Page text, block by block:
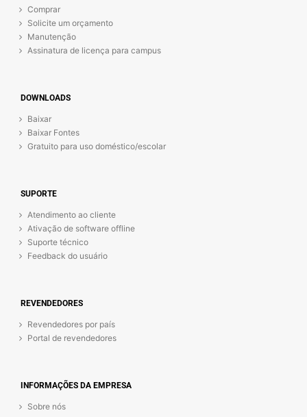
Comprar
Solicite um orçamento
Manutenção
Assinatura de licença para campus
DOWNLOADS
Baixar
Baixar Fontes
Gratuito para uso doméstico/escolar
SUPORTE
Atendimento ao cliente
Ativação de software offline
Suporte técnico
Feedback do usuário
REVENDEDORES
Revendedores por país
Portal de revendedores
INFORMAÇÕES DA EMPRESA
Sobre nós